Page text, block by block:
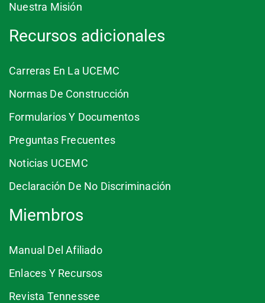
Nuestra Misión
Recursos adicionales
Carreras En La UCEMC
Normas De Construcción
Formularios Y Documentos
Preguntas Frecuentes
Noticias UCEMC
Declaración De No Discriminación
Miembros
Manual Del Afiliado
Enlaces Y Recursos
Revista Tennessee